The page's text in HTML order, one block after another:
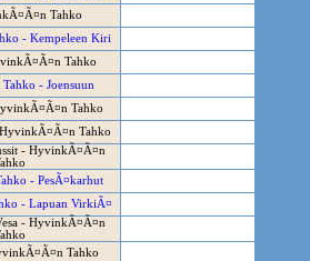
Tahko
- Kempeleen Kiri
Tahko
- Joensuun
Tahko
Tahko
- HyvinkÃ¤Ã¤n
- PesÃ¤karhut
- Lapuan VirkiÃ¤
- HyvinkÃ¤Ã¤n
Tahko